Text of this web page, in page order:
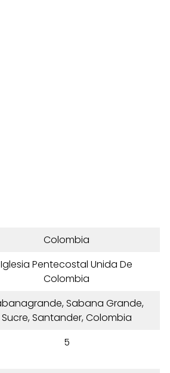
Colombia
Iglesia Pentecostal Unida De
Colombia
Sabana Grande,
Sucre, Santander, Colombia
5